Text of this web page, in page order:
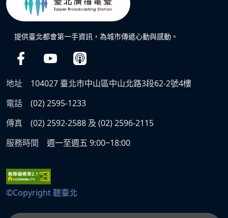
提供臺北都會第一手資訊，為城市傳遞心動與感動。
地址
104027 臺北市中山區中山北路3段62-2號4樓
電話
(02) 2595-1233
傳真
(02) 2592-2588 及 (02) 2596-2115
服務時間
週一至週五 9:00~18:00
©Copyright 聽臺北